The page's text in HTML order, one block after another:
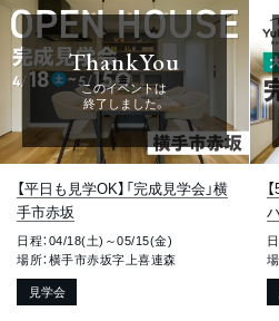
ThankYou
このイベントは
終了しました。
【平日も見学OK】「完成見学会」横
手市赤坂
日程：04/18(土)～05/15(金)
場所：横手市赤坂字上喜連森
見学会